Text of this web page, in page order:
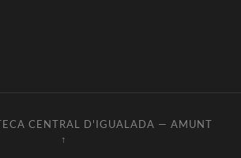
CENTRAL D'IGUALADA — AMUNT
↑